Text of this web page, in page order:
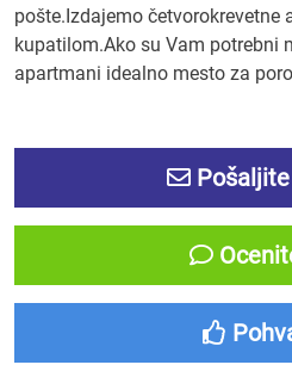
pošte.Izdajemo četvorokrevetne
kupatilom.Ako su Vam potrebni
apartmani idealno mesto za
Pošaljite